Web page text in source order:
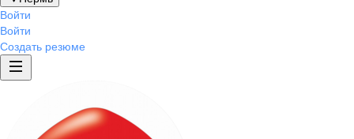
Войти
Войти
Создать резюме